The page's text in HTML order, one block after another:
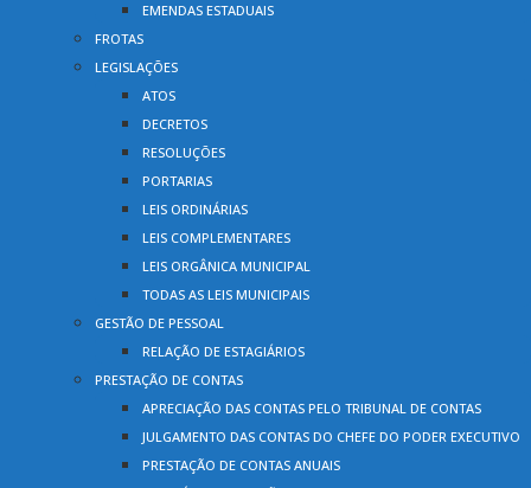
EMENDAS ESTADUAIS
FROTAS
LEGISLAÇÕES
ATOS
DECRETOS
RESOLUÇÕES
PORTARIAS
LEIS ORDINÁRIAS
LEIS COMPLEMENTARES
LEIS ORGÂNICA MUNICIPAL
TODAS AS LEIS MUNICIPAIS
GESTÃO DE PESSOAL
RELAÇÃO DE ESTAGIÁRIOS
PRESTAÇÃO DE CONTAS
APRECIAÇÃO DAS CONTAS PELO TRIBUNAL DE CONTAS
JULGAMENTO DAS CONTAS DO CHEFE DO PODER EXECUTIVO
PRESTAÇÃO DE CONTAS ANUAIS